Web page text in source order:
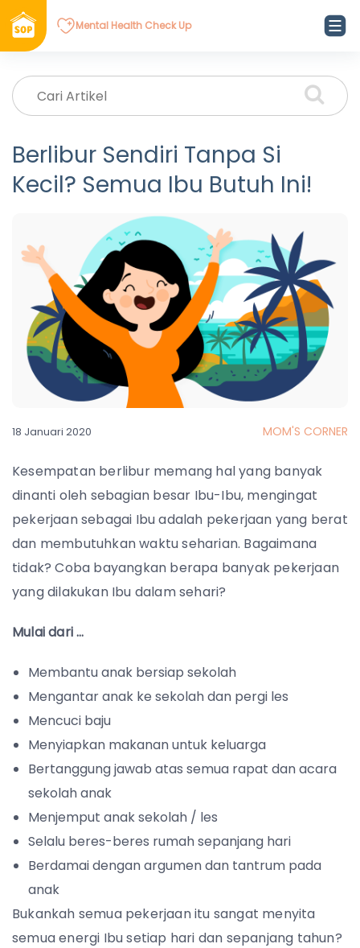
Mental Health Check Up
Berlibur Sendiri Tanpa Si
Kecil? Semua Ibu Butuh Ini!
18 Januari 2020 MOM'S CORNER
Kesempatan berlibur memang hal yang banyak
dinanti oleh sebagian besar Ibu-Ibu, mengingat
pekerjaan sebagai Ibu adalah pekerjaan yang berat
dan membutuhkan waktu seharian. Bagaimana
tidak? Coba bayangkan berapa banyak pekerjaan
yang dilakukan Ibu dalam sehari?
Mulai dari …
Membantu anak bersiap sekolah
Mengantar anak ke sekolah dan pergi les
Mencuci baju
Menyiapkan makanan untuk keluarga
Bertanggung jawab atas semua rapat dan acara
sekolah anak
Menjemput anak sekolah / les
Selalu beres-beres rumah sepanjang hari
Berdamai dengan argumen dan tantrum pada
anak
Bukankah semua pekerjaan itu sangat menyita
semua energi Ibu setiap hari dan sepanjang tahun?